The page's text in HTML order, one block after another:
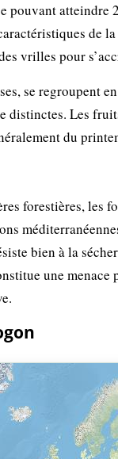
atteindre
de
vrilles pour
se regroupent
distinctes. Les
du
forestières, les
bien à la
une